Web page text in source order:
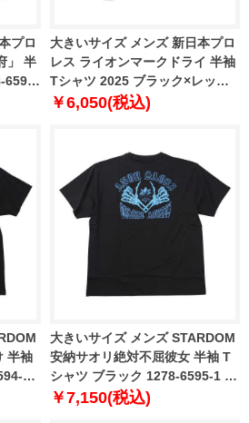
プロ
」 半
6591-
大きいサイズ メンズ 新日本プロ
レス ライオンマークドライ 半袖
Tシャツ 2025 ブラック×レッド×
ゴールド ブラック 1278-6592-1
￥6,050(税込)
半袖
1
大きいサイズ メンズ STARDOM
安納サオリ絶対不屈彼女 半袖 T
シャツ ブラック 1278-6595-1 3L
4L 5L 6L
￥7,150(税込)